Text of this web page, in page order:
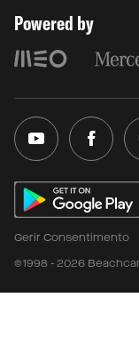
Powered by
Gerir Consentimento
©1998 - 2026